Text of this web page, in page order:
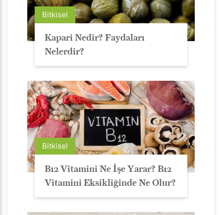
Bitkisel
Kapari Nedir? Faydaları
Nelerdir?
Bitkisel
B12 Vitamini Ne İşe Yarar? B12
Vitamini Eksikliğinde Ne Olur?